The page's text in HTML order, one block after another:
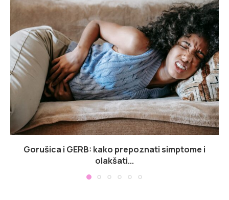
Gorušica i GERB: kako prepoznati simptome i
olakšati...